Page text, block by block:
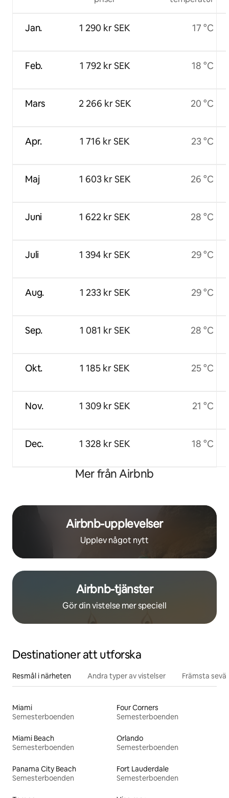
Jan.
Feb.
Mars
Apr.
Maj
Juni
Juli
Aug.
Sep.
Okt.
Nov.
Dec.
1 290 kr SEK
1 792 kr SEK
2 266 kr SEK
1 716 kr SEK
1 603 kr SEK
1 622 kr SEK
1 394 kr SEK
1 233 kr SEK
1 081 kr SEK
1 185 kr SEK
1 309 kr SEK
1 328 kr SEK
17 °C
18 °C
20 °C
23 °C
26 °C
28 °C
29 °C
29 °C
28 °C
25 °C
21 °C
18 °C
Mer från Airbnb
Airbnb-upplevelser
Upplev något nytt
Airbnb-tjänster
Gör din vistelse mer speciell
Destinationer att utforska
Resmål i närheten Andra typer av vistelser Främsta
Miami
Semesterboenden
Four Corners
Semesterboenden
Miami Beach
Semesterboenden
Orlando
Semesterboenden
Panama City Beach
Semesterboenden
Fort Lauderdale
Semesterboenden